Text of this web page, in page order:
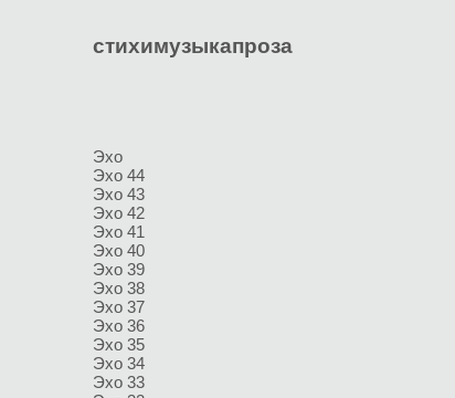
стихимузыкапроза
Эхо
Эхо 44
Эхо 43
Эхо 42
Эхо 41
Эхо 40
Эхо 39
Эхо 38
Эхо 37
Эхо 36
Эхо 35
Эхо 34
Эхо 33